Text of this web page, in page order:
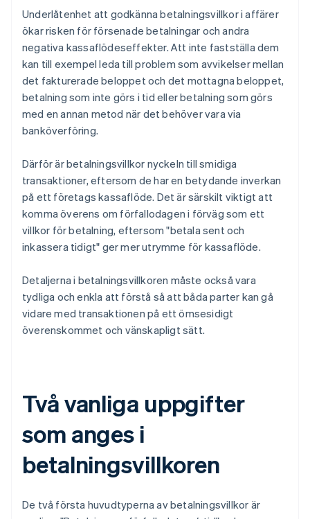
Underlåtenhet att godkänna betalningsvillkor i affärer
ökar risken för försenade betalningar och andra
negativa kassaflödeseffekter. Att inte fastställa dem
kan till exempel leda till problem som avvikelser mellan
det fakturerade beloppet och det mottagna beloppet,
betalning som inte görs i tid eller betalning som görs
med en annan metod när det behöver vara via
banköverföring.
Därför är betalningsvillkor nyckeln till smidiga
transaktioner, eftersom de har en betydande inverkan
på ett företags kassaflöde. Det är särskilt viktigt att
komma överens om förfallodagen i förväg som ett
villkor för betalning, eftersom "betala sent och
inkassera tidigt" ger mer utrymme för kassaflöde.
Detaljerna i betalningsvillkoren måste också vara
tydliga och enkla att förstå så att båda parter kan gå
vidare med transaktionen på ett ömsesidigt
överenskommet och vänskapligt sätt.
Två vanliga uppgifter
som anges i
betalningsvillkoren
De två första huvudtyperna av betalningsvillkor är